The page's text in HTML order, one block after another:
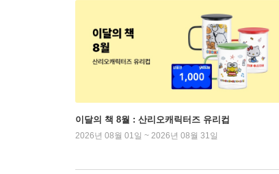
이달의 책 8월 : 산리오캐릭터즈 유리컵
2026년 08월 01일 ~ 2026년 08월 31일